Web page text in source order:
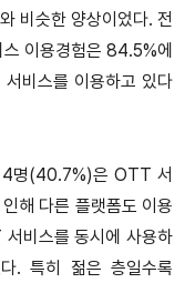
비슷한 양상이었다. 전
이용경험은 84.5%에
비스를 이용하고 있다
4명(40.7%)은 OTT 서
해 다른 플랫폼도 이용
비스를 동시에 사용하
. 특히 젊은 층일수록